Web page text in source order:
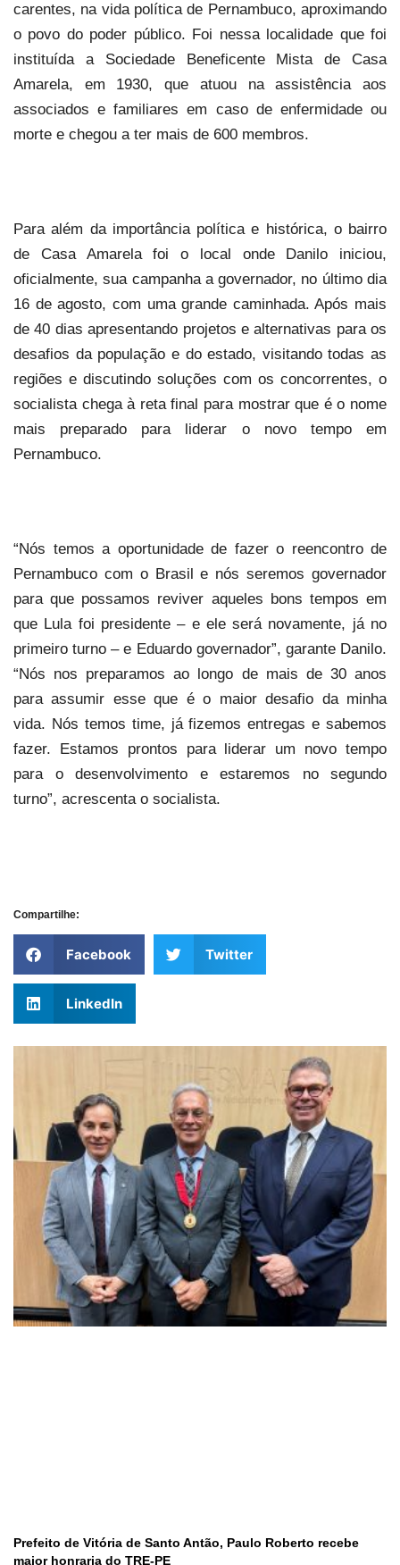
carentes, na vida política de Pernambuco, aproximando
o povo do poder público. Foi nessa localidade que foi
instituída a Sociedade Beneficente Mista de Casa
Amarela, em 1930, que atuou na assistência aos
associados e familiares em caso de enfermidade ou
morte e chegou a ter mais de 600 membros.
Para além da importância política e histórica, o bairro
de Casa Amarela foi o local onde Danilo iniciou,
oficialmente, sua campanha a governador, no último dia
16 de agosto, com uma grande caminhada. Após mais
de 40 dias apresentando projetos e alternativas para os
desafios da população e do estado, visitando todas as
regiões e discutindo soluções com os concorrentes, o
socialista chega à reta final para mostrar que é o nome
mais preparado para liderar o novo tempo em
Pernambuco.
“Nós temos a oportunidade de fazer o reencontro de
Pernambuco com o Brasil e nós seremos governador
para que possamos reviver aqueles bons tempos em
que Lula foi presidente – e ele será novamente, já no
primeiro turno – e Eduardo governador”, garante Danilo.
“Nós nos preparamos ao longo de mais de 30 anos
para assumir esse que é o maior desafio da minha
vida. Nós temos time, já fizemos entregas e sabemos
fazer. Estamos prontos para liderar um novo tempo
para o desenvolvimento e estaremos no segundo
turno”, acrescenta o socialista.
Compartilhe:
Facebook Twitter
LinkedIn
Prefeito de Vitória de Santo Antão, Paulo Roberto recebe
maior honraria do TRE-PE